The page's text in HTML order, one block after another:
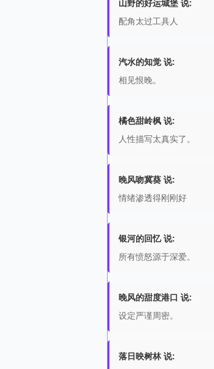
山野的好运城堡 说:
配角太过工具人
汽水的知觉 说:
相见恨晚。
橘色甜岭枫 说:
人性描写太真实了。
晚风吻冀葵 说:
情绪渗透得刚刚好
银河的回忆 说:
所有愤怒源于深爱。
晚风的甜度港口 说:
设定严谨周密。
落日映树林 说: